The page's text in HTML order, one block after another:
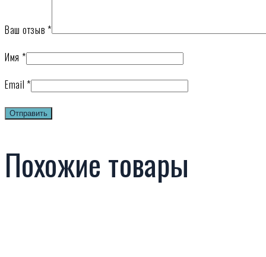
Ваш отзыв *
Имя *
Email*
Похожие товары